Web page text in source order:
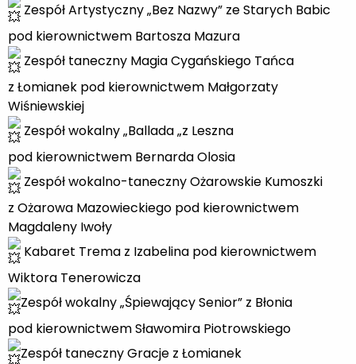
Zespół Artystyczny „Bez Nazwy” ze Starych Babic
pod kierownictwem Bartosza Mazura
Zespół taneczny Magia Cygańskiego Tańca
z Łomianek pod kierownictwem Małgorzaty
Wiśniewskiej
Zespół wokalny „Ballada „z Leszna
pod kierownictwem Bernarda Olosia
Zespół wokalno-taneczny Ożarowskie Kumoszki
z Ożarowa Mazowieckiego pod kierownictwem
Magdaleny Iwoły
Kabaret Trema z Izabelina pod kierownictwem
Wiktora Tenerowicza
Zespół wokalny „Śpiewający Senior” z Błonia
pod kierownictwem Sławomira Piotrowskiego
Zespół taneczny Gracje z Łomianek